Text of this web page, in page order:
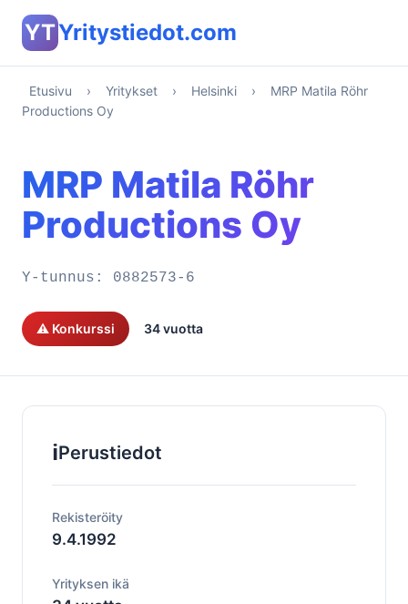
YTYritystiedot.com
Etusivu › Yritykset › Helsinki ›
MRP Matila Röhr
Productions Oy
MRP Matila Röhr
Productions Oy
Y-tunnus: 0882573-6
⚠️ Konkurssi 34 vuotta
ℹ️Perustiedot
Rekisteröity
9.4.1992
Yrityksen ikä